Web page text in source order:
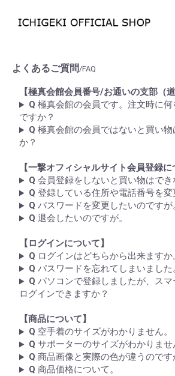
よくあるご質問/FAQ
【極真会館会員番号/お通いの支部（
Q 極真会館の会員です。注文時に
ですか？
Q 極真会館の会員ではないと買い
か？
【一撃オフィシャルサイト会員登録に
Q 会員登録をしないと買い物はでき
Q 登録している住所や電話番号を変
Q パスワードを変更したいのですが
Q 退会したいのですが。
【ログインについて】
Q ログインはどちらから出来ますか
Q パスワードを忘れてしまいました
Q パソコンで登録しましたが、ス
ログインできますか？
【商品について】
Q 空手着のサイズがわかりません。
Q サポーターのサイズがわかりませ
Q 商品画像と実際の色が違うのです
Q 商品価格について。